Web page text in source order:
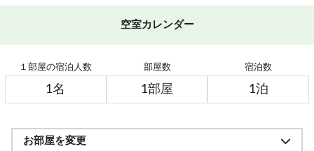
取機SKIOSK、またはリフト券売場窓口にてリフト券と
寄り下さい！
※未就学児のお客様はスキー場でリフト券をお買い求
め下さい
空室カレンダー
１部屋の宿泊人数 部屋数 宿泊数
お部屋を変更